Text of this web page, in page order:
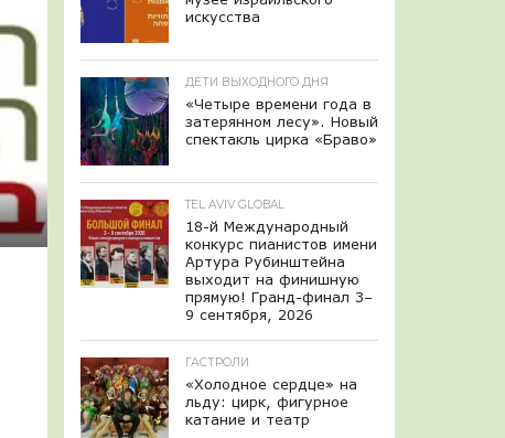
искусства
ДЕТИ ВЫХОДНОГО ДНЯ
«Четыре времени года в
затерянном лесу». Новый
спектакль цирка «Браво»
TEL AVIV GLOBAL
18-й Международный
конкурс пианистов имени
Артура Рубинштейна
выходит на финишную
прямую! Гранд-финал 3–
9 сентября, 2026
ГАСТРОЛИ
«Холодное сердце» на
льду: цирк, фигурное
катание и театр